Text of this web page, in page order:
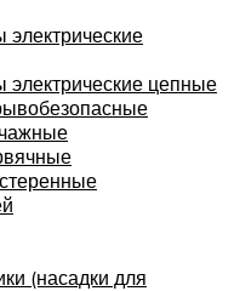
электрические цепные
(насадки для